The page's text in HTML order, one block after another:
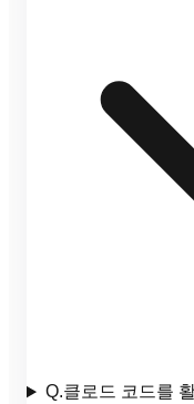
Q.클로드 코드를